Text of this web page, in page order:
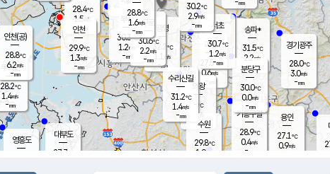
무의도
28.2℃
1.4m/s
-mm
영흥도
과천
27.5℃
0.6m/s
- mm
용인
27.1℃
0.9m/s
경기광주
28.0℃
3.0m/s
-mm
대부도
27.7
28.4℃
1.5 m/s
-mm
의왕
- ℃
m/s
mm
mm
광명
32.2 ℃
1.1 m/s
-mm
부천
30.3℃
1.2m/s
-mm
구로
30.6℃
2.2m/s
-mm
mm
송파*
31.5℃
2.2m/s
-mm
서초
30.7℃
1.2m/s
-mm
기흥구갈
28.9℃
0.4m/s
-
수리산길
31.2℃
1.4m/s
-mm
분당구
30.0℃
0.0m/s
-mm
인천(공)
28.8℃
6.2m/s
-mm
28.8℃
1.6m/s
-mm
수원
29.8℃
1.9m/s
인천
29.9℃
1.3m/s
-mm
30.2℃
2.9m/s
-mm